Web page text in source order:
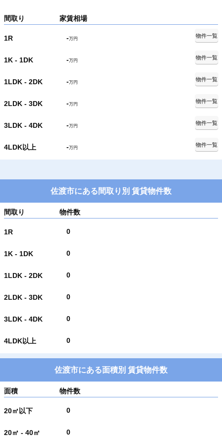
間取り 家賃相場
1R -万円
物件一覧
1K - 1DK -万円
物件一覧
1LDK - 2DK -万円
物件一覧
2LDK - 3DK -万円
物件一覧
3LDK - 4DK -万円
物件一覧
4LDK以上 -万円
物件一覧
佐渡市にある間取り別 賃貸物件数
間取り 物件数
1R 0
1K - 1DK 0
1LDK - 2DK 0
2LDK - 3DK 0
3LDK - 4DK 0
4LDK以上 0
佐渡市にある面積別 賃貸物件数
面積 物件数
20㎡以下 0
20㎡ - 40㎡ 0